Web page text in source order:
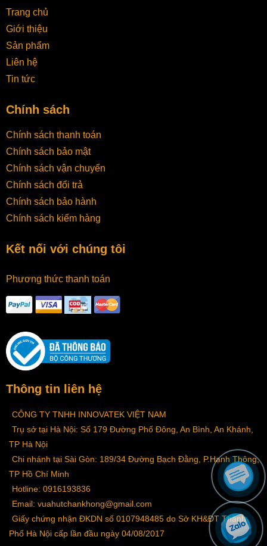
Trang chủ
Giới thiệu
Sản phẩm
Liên hệ
Tin tức
Chính sách
Chính sách thanh toán
Chính sách bảo mật
Chính sách vận chuyển
Chính sách đổi trả
Chính sách bảo hành
Chính sách kiểm hàng
Kết nối với chúng tôi
Phương thức thanh toán
Thông tin liên hệ
CÔNG TY TNHH INNOVATEK VIỆT NAM
Trụ sở tại Hà Nội: Số 179 Đường Phố Đông, An Bình, An Khánh,
TP Hà Nội
Chi nhánh tại Sài Gòn: 189/34 Đường Bạch Đằng, P.Hạnh Thông,
TP Hồ Chí Minh
Hotline: 0916193836
Email: vuahutchankhong@gmail.com
Giấy chứng nhận ĐKDN số 0107948485 do Sở KH&ĐT Thành
Phố Hà Nội cấp lần đầu ngày 04/08/2017